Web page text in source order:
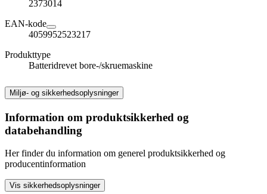
2373014
EAN-kode
4059952523217
Produkttype
Batteridrevet bore-/skruemaskine
Miljø- og sikkerhedsoplysninger
Information om produktsikkerhed og
databehandling
Her finder du information om generel produktsikkerhed og
producentinformation
Vis sikkerhedsoplysninger